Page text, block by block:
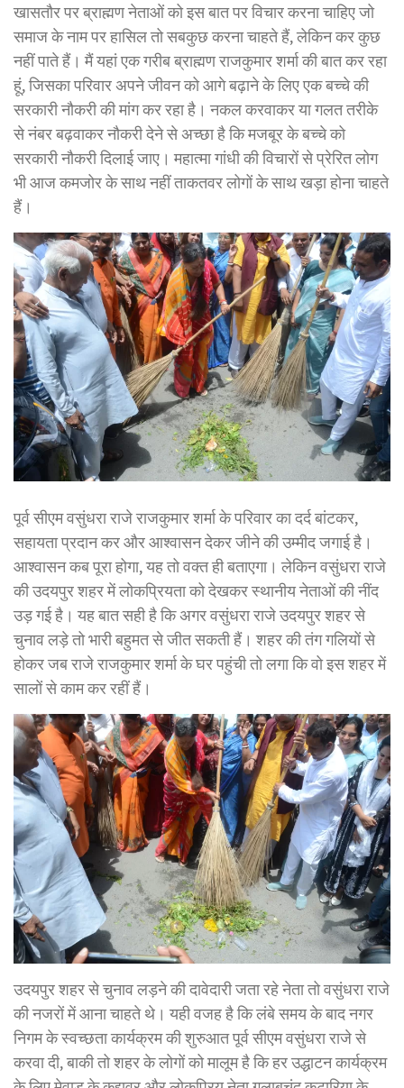
खासतौर पर ब्राह्मण नेताओं को इस बात पर विचार करना चाहिए जो
समाज के नाम पर हासिल तो सबकुछ करना चाहते हैं, लेकिन कर कुछ
नहीं पाते हैं। मैं यहां एक गरीब ब्राह्मण राजकुमार शर्मा की बात कर रहा
हूं, जिसका परिवार अपने जीवन को आगे बढ़ाने के लिए एक बच्चे की
सरकारी नौकरी की मांग कर रहा है। नकल करवाकर या गलत तरीके
से नंबर बढ़वाकर नौकरी देने से अच्छा है कि मजबूर के बच्चे को
सरकारी नौकरी दिलाई जाए। महात्मा गांधी की विचारों से प्रेरित लोग
भी आज कमजोर के साथ नहीं ताकतवर लोगों के साथ खड़ा होना चाहते
हैं।
पूर्व सीएम वसुंधरा राजे राजकुमार शर्मा के परिवार का दर्द बांटकर,
सहायता प्रदान कर और आश्वासन देकर जीने की उम्मीद जगाई है।
आश्वासन कब पूरा होगा, यह तो वक्त ही बताएगा। लेकिन वसुंधरा राजे
की उदयपुर शहर में लोकप्रियता को देखकर स्थानीय नेताओं की नींद
उड़ गई है। यह बात सही है कि अगर वसुंधरा राजे उदयपुर शहर से
चुनाव लड़े तो भारी बहुमत से जीत सकती हैं। शहर की तंग गलियों से
होकर जब राजे राजकुमार शर्मा के घर पहुंची तो लगा कि वो इस शहर में
सालों से काम कर रहीं हैं।
उदयपुर शहर से चुनाव लड़ने की दावेदारी जता रहे नेता तो वसुंधरा राजे
की नजरों में आना चाहते थे। यही वजह है कि लंबे समय के बाद नगर
निगम के स्वच्छता कार्यक्रम की शुरुआत पूर्व सीएम वसुंधरा राजे से
करवा दी, बाकी तो शहर के लोगों को मालूम है कि हर उद्धाटन कार्यक्रम